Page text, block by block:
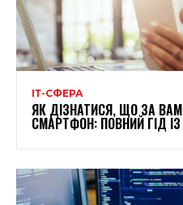
ІТ-СФЕРА
ЯК ДІЗНАТИСЯ, ЩО ЗА
СМАРТФОН: ПОВНИЙ ГІД